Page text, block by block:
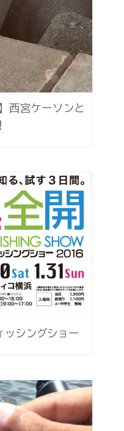
西宮ケーソンと
ッシングショー